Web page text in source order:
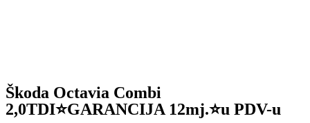
Škoda Octavia Combi
2,0TDI⭐GARANCIJA 12mj.⭐u PDV-u